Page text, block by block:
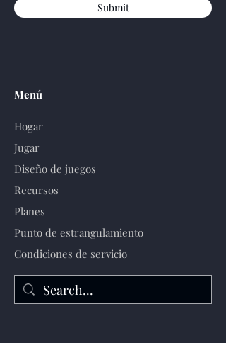
Submit
Menú
Hogar
Jugar
Diseño de juegos
Recursos
Planes
Punto de estrangulamiento
Condiciones de servicio